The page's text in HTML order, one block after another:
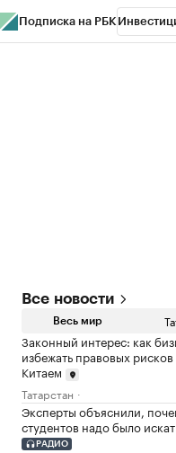
Подписка на РБК
Все новости
Весь мир
Законный интерес: как
избежать правовых
Китаем
Татарстан
Эксперты объяснили,
студентов надо было
РАДИО